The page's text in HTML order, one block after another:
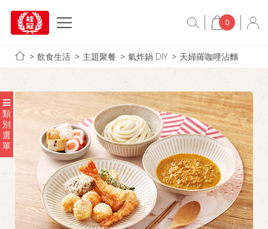
0
飲食生活 主題聚餐 氣炸鍋 DIY 天婦羅咖哩沾麵
類
別
選
單